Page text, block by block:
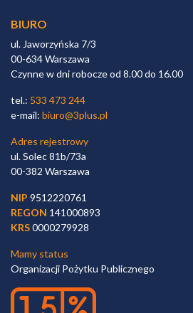
BIURO
ul. Jaworzyńska 7/3
00-634 Warszawa
Czynne w dni robocze od 8.00 do 16.00
tel.: 533 473 244
e-mail: biuro@3plus.pl
Adres rejestrowy
ul. Solec 81b/73a
00-382 Warszawa
NIP 9512220761
REGON 141000893
KRS0000279928
Mamy status
Organizacji Pożytku Publicznego